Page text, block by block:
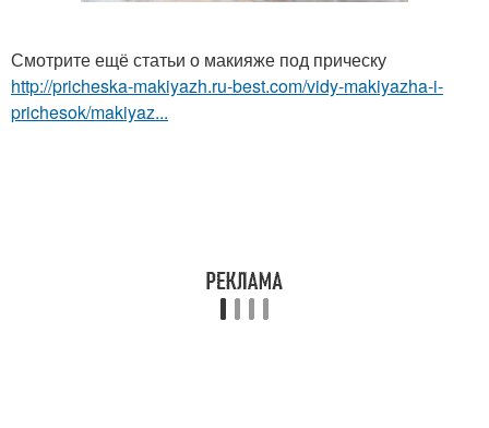
Смотрите ещё статьи о макияже под прическу
http://pricheska-makiyazh.ru-best.com/vidy-makiyazha-i-
prichesok/makiyaz...